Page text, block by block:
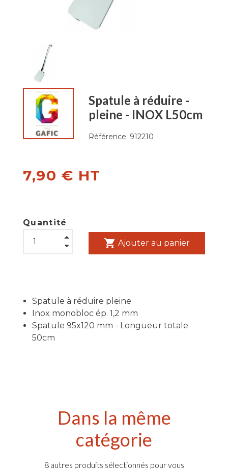
Spatule à réduire -
pleine - INOX L50cm
Référence: 912210
7,90 € HT
Quantité
shopping_cart Ajouter au panier
Spatule à réduire pleine
Inox monobloc ép. 1,2 mm
Spatule 95x120 mm - Longueur totale
50cm
Dans la même
catégorie
8 autres produits sélectionnés pour vous